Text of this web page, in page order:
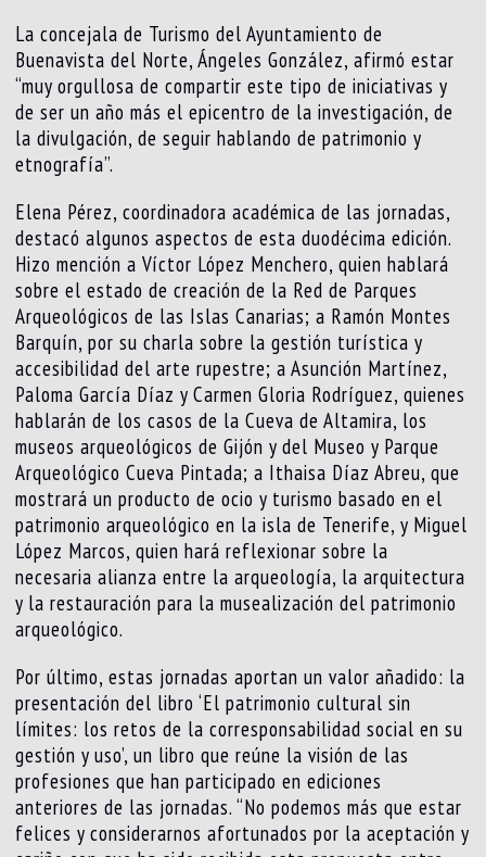
La concejala de Turismo del Ayuntamiento de
Buenavista del Norte, Ángeles González, afirmó estar
“muy orgullosa de compartir este tipo de iniciativas y
de ser un año más el epicentro de la investigación, de
la divulgación, de seguir hablando de patrimonio y
etnografía”.
Elena Pérez, coordinadora académica de las jornadas,
destacó algunos aspectos de esta duodécima edición.
Hizo mención a Víctor López Menchero, quien hablará
sobre el estado de creación de la Red de Parques
Arqueológicos de las Islas Canarias; a Ramón Montes
Barquín, por su charla sobre la gestión turística y
accesibilidad del arte rupestre; a Asunción Martínez,
Paloma García Díaz y Carmen Gloria Rodríguez, quienes
hablarán de los casos de la Cueva de Altamira, los
museos arqueológicos de Gijón y del Museo y Parque
Arqueológico Cueva Pintada; a Ithaisa Díaz Abreu, que
mostrará un producto de ocio y turismo basado en el
patrimonio arqueológico en la isla de Tenerife, y Miguel
López Marcos, quien hará reflexionar sobre la
necesaria alianza entre la arqueología, la arquitectura
y la restauración para la musealización del patrimonio
arqueológico.
Por último, estas jornadas aportan un valor añadido: la
presentación del libro ‘El patrimonio cultural sin
límites: los retos de la corresponsabilidad social en su
gestión y uso’, un libro que reúne la visión de las
profesiones que han participado en ediciones
anteriores de las jornadas. “No podemos más que estar
felices y considerarnos afortunados por la aceptación y